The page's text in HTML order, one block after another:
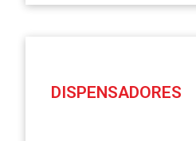
DISPENSADORES